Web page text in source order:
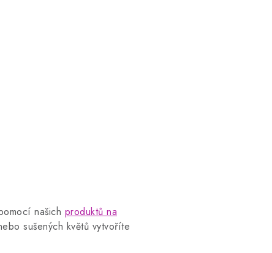
našich produktů na
sušených květů vytvoříte